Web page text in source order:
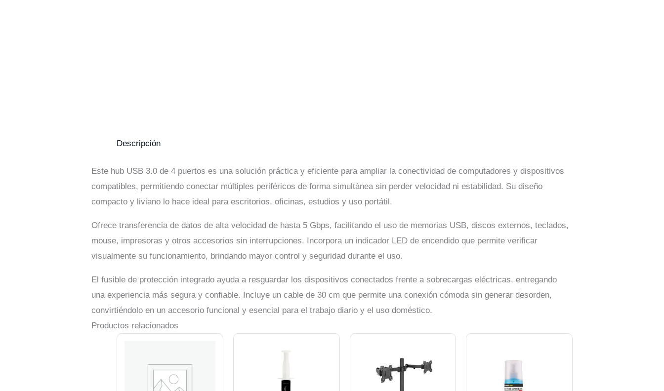
Descripción
Este hub USB 3.0 de 4 puertos es una solución práctica y eficiente para ampliar la conectividad de computadores y dispositivos
compatibles, permitiendo conectar múltiples periféricos de forma simultánea sin perder velocidad ni estabilidad. Su diseño
compacto y liviano lo hace ideal para escritorios, oficinas, estudios y uso portátil.
Ofrece transferencia de datos de alta velocidad de hasta 5 Gbps, facilitando el uso de memorias USB, discos externos, teclados,
mouse, impresoras y otros accesorios sin interrupciones. Incorpora un indicador LED de encendido que permite verificar
visualmente su funcionamiento, brindando mayor control y seguridad durante el uso.
El fusible de protección integrado ayuda a resguardar los dispositivos conectados frente a sobrecargas eléctricas, entregando
una experiencia más segura y confiable. Incluye un cable de 30 cm que permite una conexión cómoda sin generar desorden,
convirtiéndolo en un accesorio funcional y esencial para el trabajo diario y el uso doméstico.
Productos relacionados